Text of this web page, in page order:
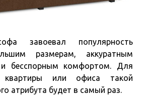
завоевал популярность
размерам, аккуратным
бесспорным комфортом. Для
квартиры или офиса такой
атрибута будет в самый раз.